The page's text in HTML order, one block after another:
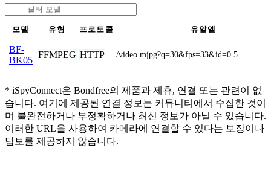
모델 유형 프로토콜 유알엘
BF-
BK05
FFMPEG HTTP /video.mjpg?q=30&fps=33&id=0.5
* iSpyConnect은 Bondfree의 제품과 제휴, 연결 또는 관련이 없
습니다. 여기에 제공된 연결 정보는 커뮤니티에서 수집한 것이
며 불완전하거나 부정확하거나 최신 정보가 아닐 수 있습니다.
이러한 URL을 사용하여 카메라에 연결할 수 있다는 보장이나
담보를 제공하지 않습니다.